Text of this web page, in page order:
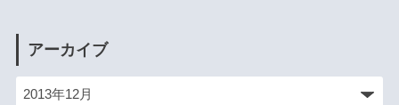
アーカイブ